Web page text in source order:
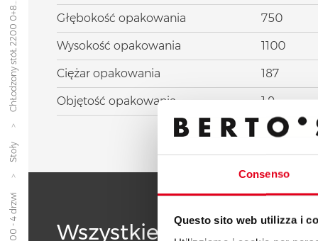
Consenso
Questo sito web utilizza i
Stoły
ChŁodzony stóŁ 2200 0+8... Głębokość opakowania 750
Wysokość opakowania 1100
Ciężar opakowania 187
Objętość opakowania 1.9
Wszystkie produkty linii